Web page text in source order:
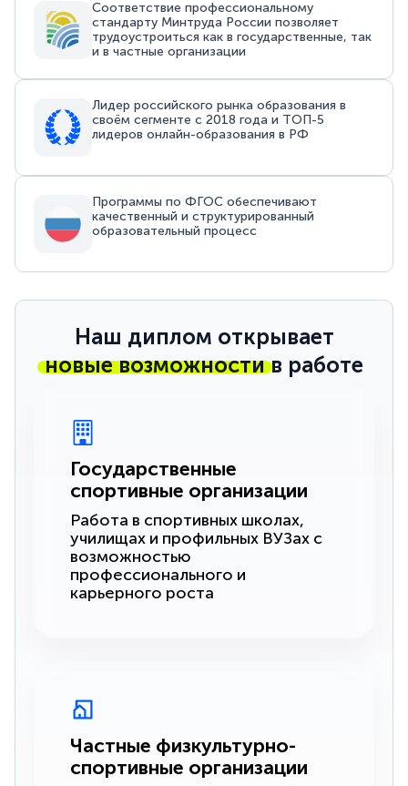
Соответствие профессиональному
стандарту Минтруда России позволяет
трудоустроиться как в государственные, так
и в частные организации
Лидер российского рынка образования в
своём сегменте с 2018 года и ТОП-5
лидеров онлайн-образования в РФ
Программы по ФГОС обеспечивают
качественный и структурированный
образовательный процесс
Наш диплом открывает
новые возможностив работе
Государственные
спортивные организации
Работа в спортивных школах,
училищах и профильных ВУЗах с
возможностью
профессионального и
карьерного роста
Частные физкультурно-
спортивные организации